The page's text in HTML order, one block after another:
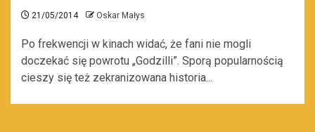
21/05/2014 Oskar Małys
Po frekwencji w kinach widać, że fani nie mogli
doczekać się powrotu „Godzilli”. Sporą popularnością
cieszy się też zekranizowana historia...